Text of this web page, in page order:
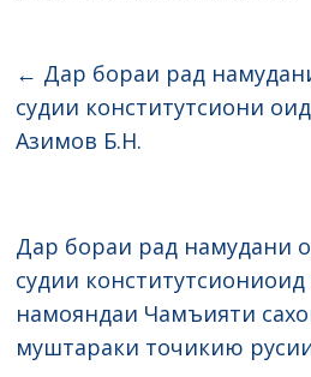
← Дар бораи рад
судии конститутсиони
Азимов Б.Н.
Дар бораи рад намудани
судии
намояндаи Чамъияти
муштараки точикию